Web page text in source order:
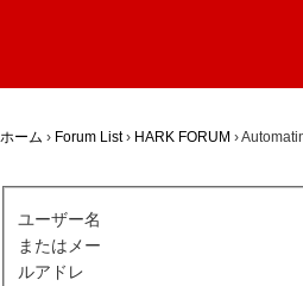
ホーム › Forum List › HARK FORUM ›
ユーザー名
またはメー
ルアドレ